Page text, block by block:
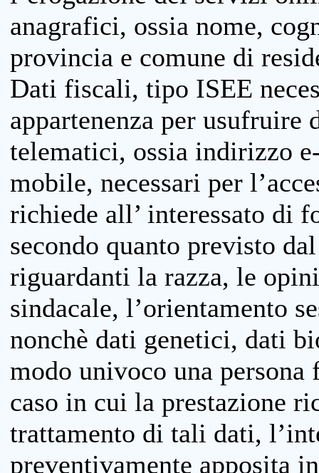
anagrafici, ossia nome,
provincia e comune di
Dati fiscali, tipo ISEE
appartenenza per
telematici, ossia indirizzo
mobile, necessari per
richiede all’ interessato di
secondo quanto previsto
riguardanti la razza, le
sindacale, l’orientamento
nonchè dati genetici, dati
modo univoco una
caso in cui la prestazione
trattamento di tali dati,
preventivamente apposita